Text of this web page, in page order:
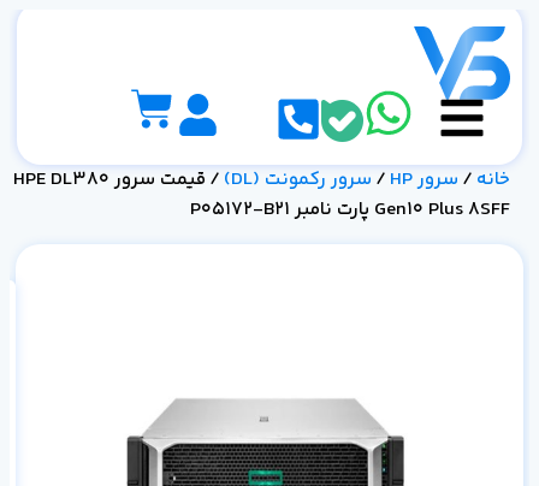
خانه / سرور HP / سرور رکمونت (DL)
/ قیمت سرور HPE DL380
Gen10 Plus 8SFF پارت نامبر P05172-B21